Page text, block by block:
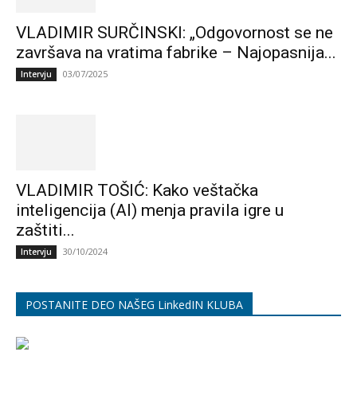
VLADIMIR SURČINSKI: „Odgovornost se ne
završava na vratima fabrike – Najopasnija...
Intervju 03/07/2025
VLADIMIR TOŠIĆ: Kako veštačka
inteligencija (AI) menja pravila igre u
zaštiti...
Intervju 30/10/2024
POSTANITE DEO NAŠEG LinkedIN KLUBA